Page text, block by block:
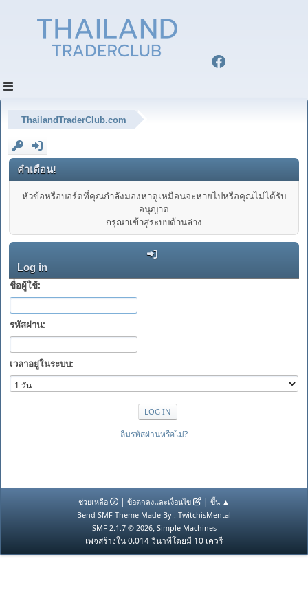
ThailandTraderClub.com
คำเตือน!
หัวข้อหรือบอร์ดที่คุณกำลังมองหาดูเหมือนจะหายไปหรือคุณไม่ได้รับ
อนุญาต
กรุณาเข้าสู่ระบบด้านล่าง
Log in
ชื่อผู้ใช้:
รหัสผ่าน:
เวลาอยู่ในระบบ:
ลืมรหัสผ่านหรือไม่?
ช่วยเหลือ | ข้อตกลงและเงื่อนไข | ขึ้น ▲
Bend SMF Theme Made By : TwitchisMental
SMF 2.1.7 © 2026, Simple Machines
เพจสร้างใน 0.014 วินาทีโดยมี 10 เควรี